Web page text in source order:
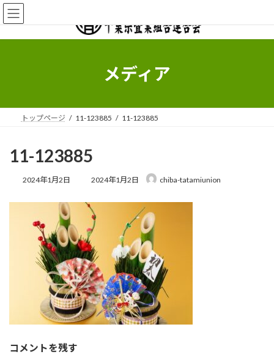
コ
ン
ン
ナ
ビ
ー
メディア
トップページ 11-123885 11-123885
11-123885
2024年1月2日
最
新
日
時
:
2024年1月2日 chiba-tatamiunion
コメントを残す